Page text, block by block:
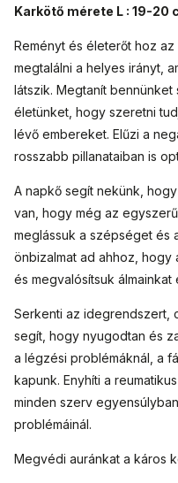
Karkötő mérete L : 19-20
Reményt és életerőt hoz
megtalálni a helyes irányt,
látszik. Megtanít
életünket, hogy szeretni
lévő embereket. Elűzi a
rosszabb pillanataiban is
A napkő segít nekünk,
van, hogy még az
meglássuk a szépséget és
önbizalmat ad ahhoz, hogy
és megvalósítsuk álmainkat
Serkenti az idegrendszert,
segít, hogy nyugodtan és
a légzési problémáknál, a
kapunk. Enyhíti a
minden szerv
problémáinál.
Megvédi auránkat a káros